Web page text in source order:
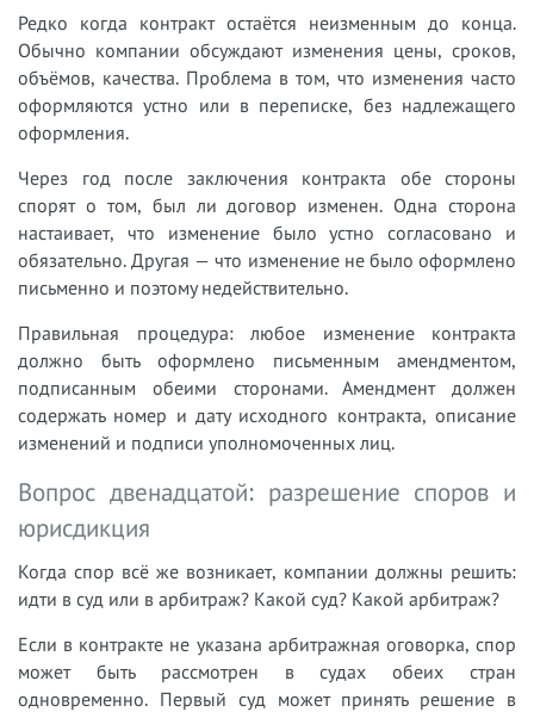
Редко когда контракт остаётся неизменным до конца.
Обычно компании обсуждают изменения цены, сроков,
объёмов, качества. Проблема в том, что изменения часто
оформляются устно или в переписке, без надлежащего
оформления.
Через год после заключения контракта обе стороны
спорят о том, был ли договор изменен. Одна сторона
настаивает, что изменение было устно согласовано и
обязательно. Другая — что изменение не было оформлено
письменно и поэтому недействительно.
Правильная процедура: любое изменение контракта
должно быть оформлено письменным амендментом,
подписанным обеими сторонами. Амендмент должен
содержать номер и дату исходного контракта, описание
изменений и подписи уполномоченных лиц.
Вопрос двенадцатой: разрешение споров и
юрисдикция
Когда спор всё же возникает, компании должны решить:
идти в суд или в арбитраж? Какой суд? Какой арбитраж?
Если в контракте не указана арбитражная оговорка, спор
может быть рассмотрен в судах обеих стран
одновременно. Первый суд может принять решение в